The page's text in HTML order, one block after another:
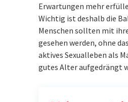
Erwartungen mehr
Wichtig ist deshalb die
Menschen sollten mit
gesehen werden, ohne
aktives Sexualleben als
gutes Alter aufgedrängt